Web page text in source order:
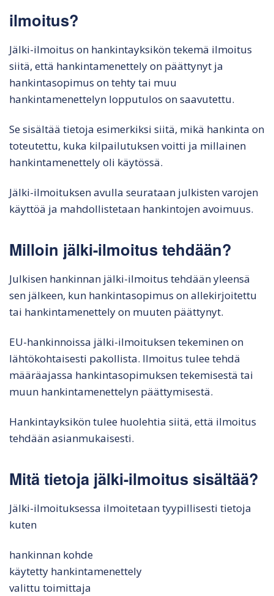
ilmoitus?
Jälki-ilmoitus on hankintayksikön tekemä ilmoitus
siitä, että hankintamenettely on päättynyt ja
hankintasopimus on tehty tai muu
hankintamenettelyn lopputulos on saavutettu.
Se sisältää tietoja esimerkiksi siitä, mikä hankinta on
toteutettu, kuka kilpailutuksen voitti ja millainen
hankintamenettely oli käytössä.
Jälki-ilmoituksen avulla seurataan julkisten varojen
käyttöä ja mahdollistetaan hankintojen avoimuus.
Milloin jälki-ilmoitus tehdään?
Julkisen hankinnan jälki-ilmoitus tehdään yleensä
sen jälkeen, kun hankintasopimus on allekirjoitettu
tai hankintamenettely on muuten päättynyt.
EU-hankinnoissa jälki-ilmoituksen tekeminen on
lähtökohtaisesti pakollista. Ilmoitus tulee tehdä
määräajassa hankintasopimuksen tekemisestä tai
muun hankintamenettelyn päättymisestä.
Hankintayksikön tulee huolehtia siitä, että ilmoitus
tehdään asianmukaisesti.
Mitä tietoja jälki-ilmoitus sisältää?
Jälki-ilmoituksessa ilmoitetaan tyypillisesti tietoja
kuten
hankinnan kohde
käytetty hankintamenettely
valittu toimittaja